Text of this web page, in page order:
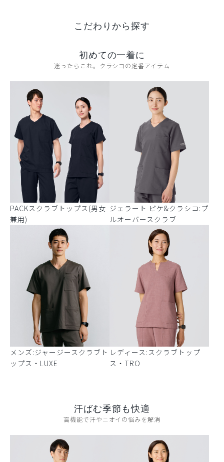
こだわりから探す
初めての一着に
迷ったらこれ。クラシコの定番アイテム
PACKスクラブトップス(男女
兼用)
ジェラート ピケ&クラシコ:プ
ルオーバースクラブ
メンズ:ジャージースクラブト
ップス・LUXE
レディース:スクラブトップ
ス・TRO
汗ばむ季節も快適
高機能で汗やニオイの悩みを解消